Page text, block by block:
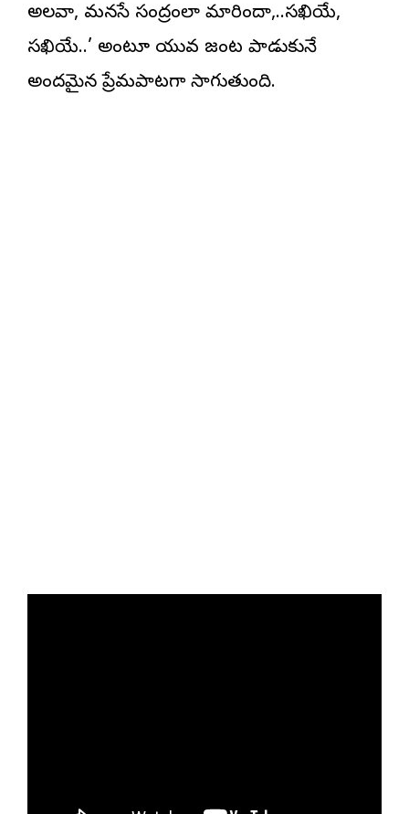
అలవా, మనసే సంద్రంలా మారిందా,..సఖియే,
సఖియే..’ అంటూ యువ జంట పాడుకునే
అందమైన ప్రేమపాటగా సాగుతుంది.